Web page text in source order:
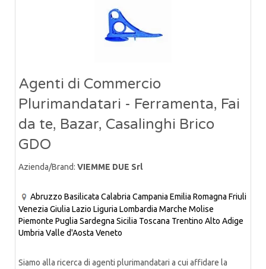
Agenti di Commercio
Plurimandatari - Ferramenta, Fai
da te, Bazar, Casalinghi Brico
GDO
Azienda/Brand: VIEMME DUE Srl
Abruzzo Basilicata Calabria Campania Emilia Romagna Friuli
Venezia Giulia Lazio Liguria Lombardia Marche Molise
Piemonte Puglia Sardegna Sicilia Toscana Trentino Alto Adige
Umbria Valle d'Aosta Veneto
Siamo alla ricerca di agenti plurimandatari a cui affidare la